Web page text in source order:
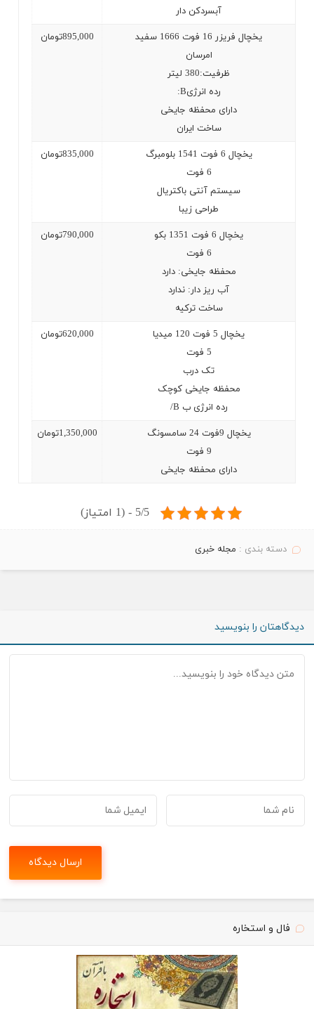
آبسردکن دار
یخچال فریزر 16 فوت 1666 سفید
امرسان
ظرفیت:380 لیتر
رده انرژی:B
دارای محفظه جایخی
ساخت ایران
895,000تومان
یخچال 6 فوت 1541 بلومبرگ
6 فوت
سیستم آنتی باکتریال
طراحی زیبا
835,000تومان
یخچال 6 فوت 1351 بکو
6 فوت
محفظه جایخی: دارد
آب ریز دار: ندارد
ساخت ترکیه
790,000تومان
یخچال 5 فوت 120 میدیا
5 فوت
تک درب
محفظه جایخی کوچک
رده انرژی ب /B
620,000تومان
یخچال 9فوت 24 سامسونگ
9 فوت
دارای محفظه جایخی
1,350,000تومان
5/5 - (1 امتیاز)
دسته بندی : مجله خبری
دیدگاهتان را بنویسید
فال و استخاره